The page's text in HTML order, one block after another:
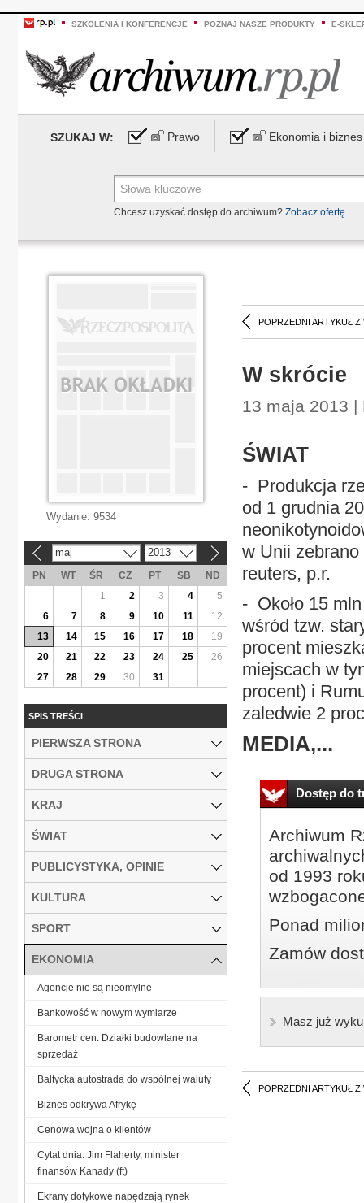
SZKOLENIA I KONFERENCJE POZNAJ NASZE PRODUKTY E-
SZUKAJ W: Prawo Ekonomia i biznes
Chcesz uzyskać dostęp do archiwum? Zobacz ofertę
POPRZEDNI ARTYKUŁ Z
W skrócie
13 maja 2013 |
ŚWIAT
- Produkcja
od 1 grudnia
w Unii
reuters, p.r.
- Około 15
wśród tzw.
procent
miejscach w
procent) i
zaledwie 2
MEDIA,...
Dostęp do
Archiwum
od 1993
Ponad
Zamów
Masz już
POPRZEDNI ARTYKUŁ Z
Wydanie: 9534
maj 2013
PN WT ŚR CZ PT SB
ND
1
2 3 4
5
6
7 8 9 10 11
12
13
14 15 16 17 18
19
20
21 22 23 24 25
26
27
28 29 30 31
SPIS TREŚCI
PIERWSZA STRONA
DRUGA STRONA
KRAJ
ŚWIAT
PUBLICYSTYKA, OPINIE
KULTURA
SPORT
EKONOMIA
Agencje nie są nieomylne
Bankowość w nowym wymiarze
Barometr cen: Działki budowlane na
sprzedaż
Bałtycka autostrada do wspólnej waluty
Biznes odkrywa Afrykę
Cenowa wojna o klientów
Cytat dnia: Jim Flaherty, minister
finansów Kanady (ft)
Ekrany dotykowe napędzają rynek